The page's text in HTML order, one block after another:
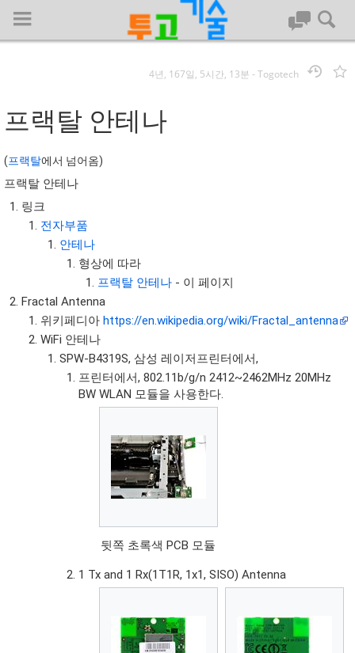
대문
회사명 :
투고기술
| 대표 : 김명기 | 사업자번호 : 142-08-78939
전화 : 031-8065-5299 | 주소 : (16954)) 경기도 용인시 기흥구 흥덕1
로 13, B동(complex동) 1213호(영덕동,흥덕IT밸리)
COPYRIGHT (C) 투고기술 ALL RIGHTS RESEVED
투고기술 위키 저작권
4년, 167일, 5시간, 13분 -Togotech
프랙탈 안테나
(프랙탈에서 넘어옴)
프랙탈 안테나
링크
전자부품
안테나
형상에 따라
프랙탈 안테나 - 이 페이지
Fractal Antenna
위키페디아https://en.wikipedia.org/wiki/Fractal_antenna
WiFi 안테나
SPW-B4319S, 삼성 레이저프린터에서,
프린터에서, 802.11b/g/n 2412~2462MHz 20MHz
BW WLAN 모듈을 사용한다.
뒷쪽 초록색 PCB 모듈
1 Tx and 1 Rx(1T1R, 1x1, SISO) Antenna